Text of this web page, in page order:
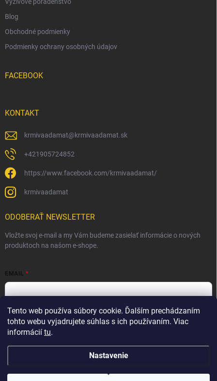
Tento web používa súbory cookie. Ďalším prechádzaním
tohto webu vyjadrujete súhlas s ich používaním. Viac
informácií tu.
Nastavenie
Blog
Obchodné podmienky
Podmienky ochrany osobných údajov
FACEBOOK
KONTAKT
krmivaadamat@krmivaadamat.sk
+421905724852
https://www.facebook.com/krmivaadamat/
krmivaadamat
ODOBERAŤ NEWSLETTER
Vložte svoj e-mail a my Vám budeme zasielať informácie o nových
produktoch na našom e-shope.
EMAIL
Vložením e-mailu súhlasíte spodmienkami ochrany osobných
údajov
Prihlásiť sa